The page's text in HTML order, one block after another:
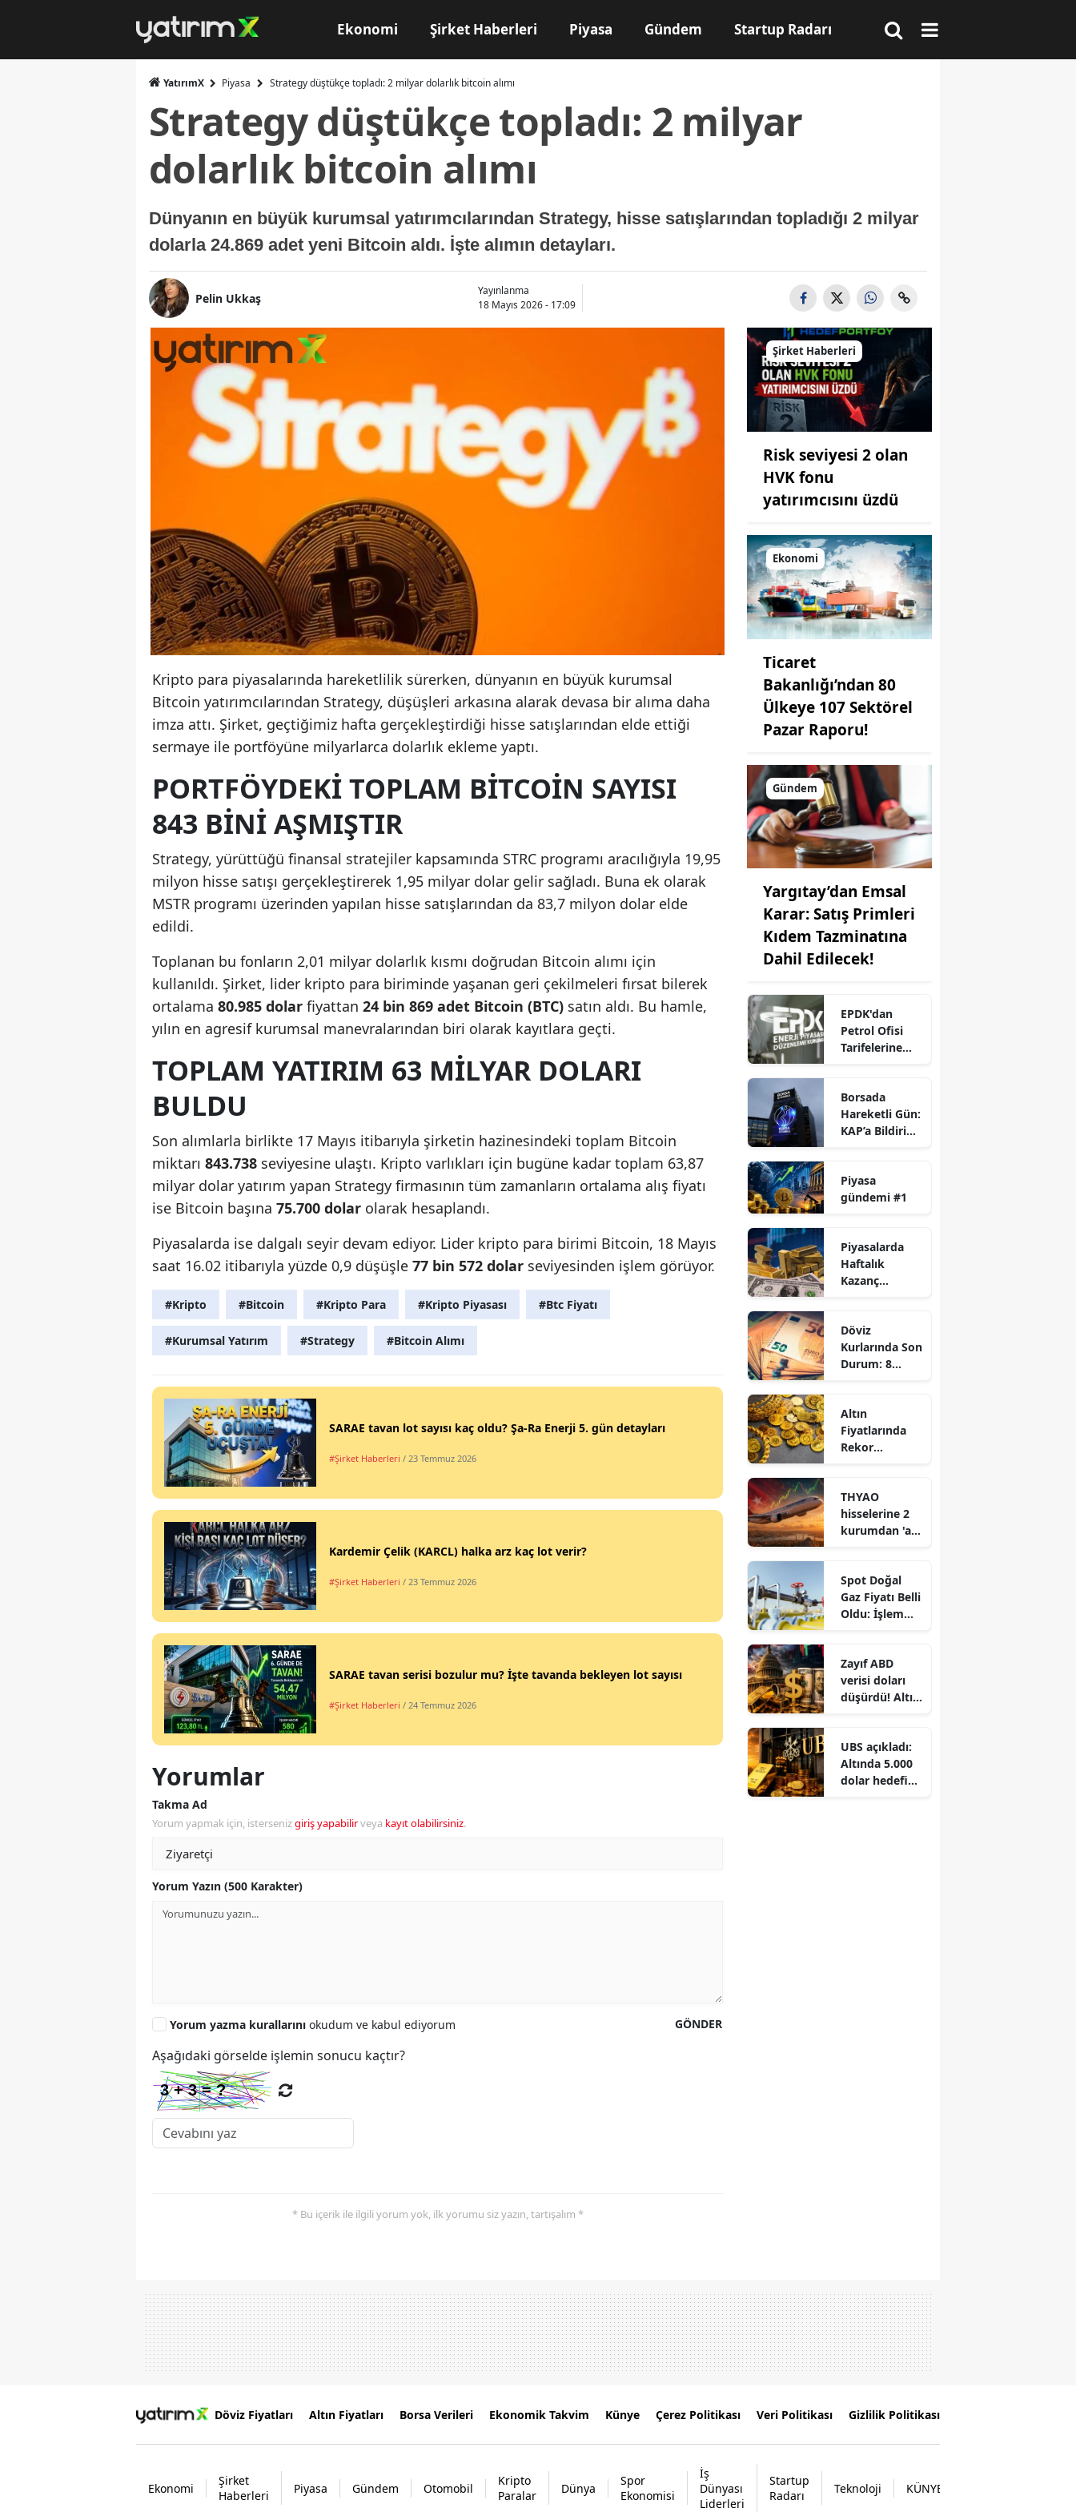
Ekonomi Şirket Haberleri Piyasa Gündem Startup Radarı
YatırımX Piyasa Strategy düştükçe topladı: 2 milyar dolarlık bitcoin alımı
Strategy düştükçe topladı: 2 milyar
dolarlık bitcoin alımı
Dünyanın en büyük kurumsal yatırımcılarından Strategy, hisse satışlarından topladığı 2 milyar
dolarla 24.869 adet yeni Bitcoin aldı. İşte alımın detayları.
Pelin Ukkaş
Yayınlanma
18 Mayıs 2026 - 17:09
Kripto para piyasalarında hareketlilik sürerken, dünyanın en büyük kurumsal
Bitcoin yatırımcılarından Strategy, düşüşleri arkasına alarak devasa bir alıma daha
imza attı. Şirket, geçtiğimiz hafta gerçekleştirdiği hisse satışlarından elde ettiği
sermaye ile portföyüne milyarlarca dolarlık ekleme yaptı.
PORTFÖYDEKI TOPLAM BITCOIN SAYISI
843 BINI AŞMIŞTIR
Strategy, yürüttüğü finansal stratejiler kapsamında STRC programı aracılığıyla 19,95
milyon hisse satışı gerçekleştirerek 1,95 milyar dolar gelir sağladı. Buna ek olarak
MSTR programı üzerinden yapılan hisse satışlarından da 83,7 milyon dolar elde
edildi.
Toplanan bu fonların 2,01 milyar dolarlık kısmı doğrudan Bitcoin alımı için
kullanıldı. Şirket, lider kripto para biriminde yaşanan geri çekilmeleri fırsat bilerek
ortalama 80.985 dolar fiyattan 24 bin 869 adet Bitcoin (BTC) satın aldı. Bu hamle,
yılın en agresif kurumsal manevralarından biri olarak kayıtlara geçti.
TOPLAM YATIRIM 63 MILYAR DOLARI
BULDU
Son alımlarla birlikte 17 Mayıs itibarıyla şirketin hazinesindeki toplam Bitcoin
miktarı 843.738 seviyesine ulaştı. Kripto varlıkları için bugüne kadar toplam 63,87
milyar dolar yatırım yapan Strategy firmasının tüm zamanların ortalama alış fiyatı
ise Bitcoin başına 75.700 dolar olarak hesaplandı.
Piyasalarda ise dalgalı seyir devam ediyor. Lider kripto para birimi Bitcoin, 18 Mayıs
saat 16.02 itibarıyla yüzde 0,9 düşüşle 77 bin 572 dolar seviyesinden işlem görüyor.
#Kripto #Bitcoin #Kripto Para #Kripto Piyasası #Btc Fiyatı
#Kurumsal Yatırım #Strategy #Bitcoin Alımı
SARAE tavan lot sayısı kaç oldu? Şa-Ra Enerji 5. gün detayları
#Şirket Haberleri / 23 Temmuz 2026
Kardemir Çelik (KARCL) halka arz kaç lot verir?
#Şirket Haberleri / 23 Temmuz 2026
SARAE tavan serisi bozulur mu? İşte tavanda bekleyen lot sayısı
#Şirket Haberleri / 24 Temmuz 2026
Yorumlar
Takma Ad
Yorum yapmak için, istersenizgiriş yapabilirveya kayıt olabilirsiniz.
Yorum Yazın (500 Karakter)
GÖNDER
Yorum yazma kurallarını okudum ve kabul ediyorum
Aşağıdaki görselde işlemin sonucu kaçtır?
* Bu içerik ile ilgili yorum yok, ilk yorumu siz yazın, tartışalım *
Şirket Haberleri
Risk seviyesi 2 olan
HVK fonu
yatırımcısını üzdü
Ekonomi
Ticaret
Bakanlığı’ndan 80
Ülkeye 107 Sektörel
Pazar Raporu!
Gündem
Yargıtay’dan Emsal
Karar: Satış Primleri
Kıdem Tazminatına
Dahil Edilecek!
EPDK'dan
Petrol Ofisi
Tarifelerine
Yenilendi!
Borsada
Hareketli Gün:
KAP’a Bildirim
Durum!
Piyasa
gündemi #1
Piyasalarda
Haftalık
Kazanç
Altında Sert
Yükseliş!
Döviz
Kurlarında Son
Durum: 8
Kaç TL?
Altın
Fiyatlarında
Rekor
ve Çeyrek
Altın Kaç TL?
THYAO
hisselerine 2
kurumdan 'al'
fiyat
Spot Doğal
Gaz Fiyatı Belli
Oldu: İşlem
Zayıf ABD
verisi doları
düşürdü! Altın
UBS açıkladı:
Altında 5.000
dolar hedefi
Döviz Fiyatları Altın Fiyatları Borsa Verileri Ekonomik Takvim Künye Çerez Politikası Veri Politikası Gizlilik Politikası
Ekonomi
Şirket
Haberleri
Piyasa Gündem Otomobil
Kripto
Paralar
Dünya
Spor
Ekonomisi
İş
Dünyası
Liderleri
Startup
Radarı
Teknoloji KÜNYE